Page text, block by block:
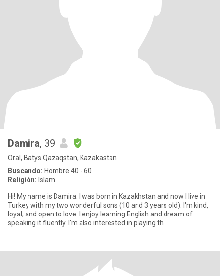
Damira, 39
Oral, Batys Qazaqstan, Kazakastan
Buscando: Hombre 40 - 60
Religión: Islam
Hi! My name is Damira. I was born in Kazakhstan and now I live in
Turkey with my two wonderful sons (10 and 3 years old). I'm kind,
loyal, and open to love. I enjoy learning English and dream of
speaking it fluently. I'm also interested in playing th